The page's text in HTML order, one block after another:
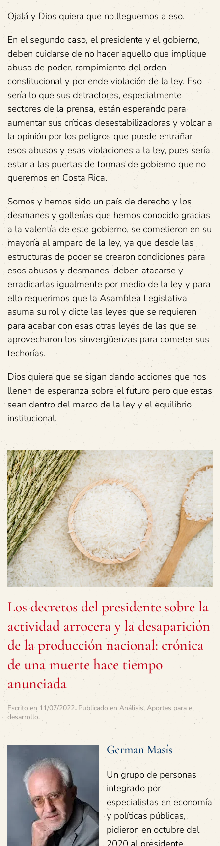
Ojalá y Dios quiera que no lleguemos a eso.
En el segundo caso, el presidente y el gobierno,
deben cuidarse de no hacer aquello que implique
abuso de poder, rompimiento del orden
constitucional y por ende violación de la ley. Eso
sería lo que sus detractores, especialmente
sectores de la prensa, están esperando para
aumentar sus críticas desestabilizadoras y volcar a
la opinión por los peligros que puede entrañar
esos abusos y esas violaciones a la ley, pues sería
estar a las puertas de formas de gobierno que no
queremos en Costa Rica.
Somos y hemos sido un país de derecho y los
desmanes y gollerías que hemos conocido gracias
a la valentía de este gobierno, se cometieron en su
mayoría al amparo de la ley, ya que desde las
estructuras de poder se crearon condiciones para
esos abusos y desmanes, deben atacarse y
erradicarlas igualmente por medio de la ley y para
ello requerimos que la Asamblea Legislativa
asuma su rol y dicte las leyes que se requieren
para acabar con esas otras leyes de las que se
aprovecharon los sinvergüenzas para cometer sus
fechorías.
Dios quiera que se sigan dando acciones que nos
llenen de esperanza sobre el futuro pero que estas
sean dentro del marco de la ley y el equilibrio
institucional.
Los decretos del presidente sobre la
actividad arrocera y la desaparición
de la producción nacional: crónica
de una muerte hace tiempo
anunciada
Escrito en 11/07/2022. Publicado en Análisis, Aportes para el
desarrollo.
German Masís
Un grupo de personas
integrado por
especialistas en economía
y políticas públicas,
pidieron en octubre del
2020 al presidente